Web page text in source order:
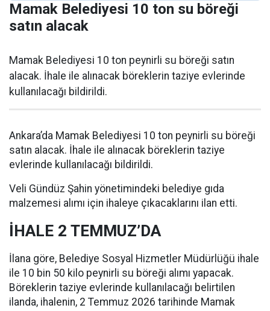
Mamak Belediyesi 10 ton su böreği
satın alacak
Mamak Belediyesi 10 ton peynirli su böreği satın
alacak. İhale ile alınacak böreklerin taziye evlerinde
kullanılacağı bildirildi.
Ankara’da Mamak Belediyesi 10 ton peynirli su böreği
satın alacak. İhale ile alınacak böreklerin taziye
evlerinde kullanılacağı bildirildi.
Veli Gündüz Şahin yönetimindeki belediye gıda
malzemesi alımı için ihaleye çıkacaklarını ilan etti.
İHALE 2 TEMMUZ’DA
İlana göre, Belediye Sosyal Hizmetler Müdürlüğü ihale
ile 10 bin 50 kilo peynirli su böreği alımı yapacak.
Böreklerin taziye evlerinde kullanılacağı belirtilen
ilanda, ihalenin, 2 Temmuz 2026 tarihinde Mamak